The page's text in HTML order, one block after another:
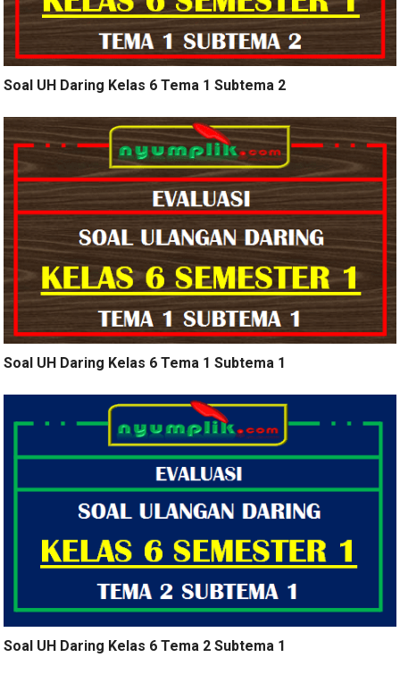
Soal UH Daring Kelas 6 Tema 1 Subtema 2
Soal UH Daring Kelas 6 Tema 1 Subtema 1
Soal UH Daring Kelas 6 Tema 2 Subtema 1